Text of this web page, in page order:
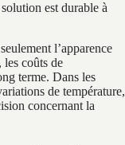
est durable à
l’apparence
les coûts de
terme. Dans les
de température,
concernant la